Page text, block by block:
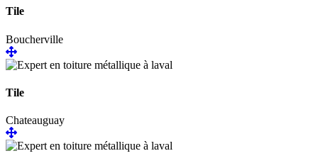
Tile
Boucherville
Tile
Chateauguay